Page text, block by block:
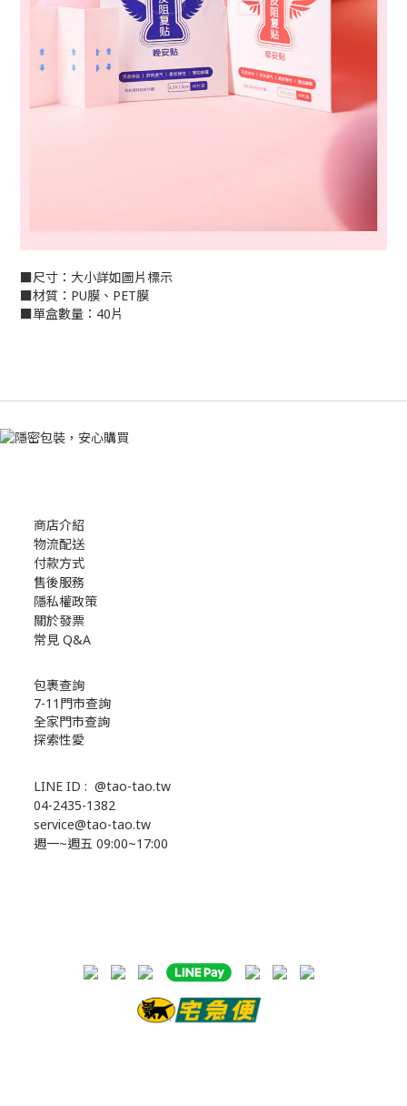
■尺寸：大小詳如圖片標示
■材質：PU膜、PET膜
■單盒數量：40片
商店介紹
物流配送
付款方式
售後服務
隱私權政策
關於發票
常見 Q&A
包裹查詢
7-11門市查詢
全家門市查詢
探索性愛
LINE ID : @tao-tao.tw
04-2435-1382
service@tao-tao.tw
週一~週五 09:00~17:00